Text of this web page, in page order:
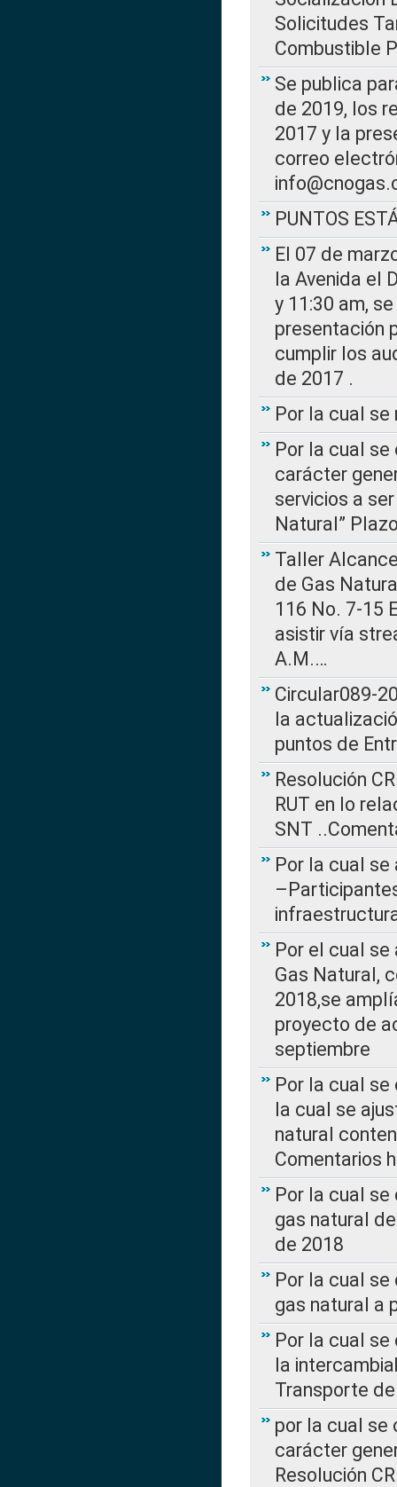
Solicitudes
Combustible
Se publica
de 2019, los
2017 y la
correo
PUNTOS
El 07 de
la Avenida el
y 11:30 am,
presentación
cumplir los
de 2017 .
Por la cual se
Por la cual
carácter
servicios a
Natural”
Taller
de Gas
116 No. 7-15
asistir vía
A.M.…
Circular089-
la
puntos de
Resolución
RUT en lo
SNT
Por la cual se
Por el cual
Gas Natural,
2018,se
proyecto de
septiembre
Por la cual se
la cual se
natural
Comentarios
Por la cual
gas natural
de 2018
Por la cual
gas natural a
Por la cual
la
Transporte
por la cual se
carácter
Resolución